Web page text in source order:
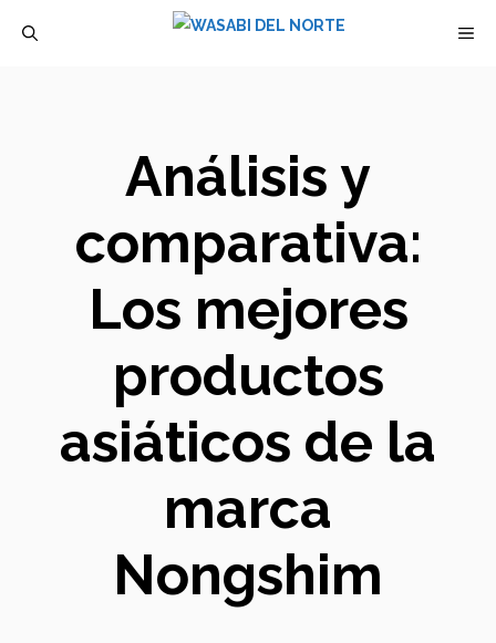
Análisis y
comparativa:
Los mejores
productos
asiáticos de la
marca
Nongshim